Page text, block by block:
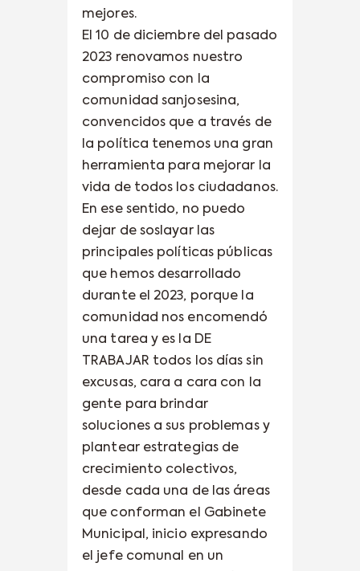
mejores.
El 10 de diciembre del pasado
2023 renovamos nuestro
compromiso con la
comunidad sanjosesina,
convencidos que a través de
la política tenemos una gran
herramienta para mejorar la
vida de todos los ciudadanos.
En ese sentido, no puedo
dejar de soslayar las
principales políticas públicas
que hemos desarrollado
durante el 2023, porque la
comunidad nos encomendó
una tarea y es la DE
TRABAJAR todos los días sin
excusas, cara a cara con la
gente para brindar
soluciones a sus problemas y
plantear estrategias de
crecimiento colectivos,
desde cada una de las áreas
que conforman el Gabinete
Municipal, inicio expresando
el jefe comunal en un